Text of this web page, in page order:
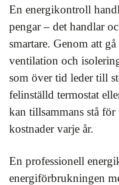
En energikontroll
pengar – det handlar
smartare. Genom att
ventilation och
som över tid leder till
felinställd termostat
kan tillsammans stå
kostnader varje år.
En professionell
energiförbrukningen